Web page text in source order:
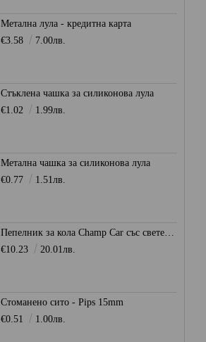
Метална лула - кредитна карта
€3.58
7.00лв.
Стъклена чашка за силиконова лула
€1.02
1.99лв.
Метална чашка за силиконова лула
€0.77
1.51лв.
Пепелник за кола Champ Car със светеща LED светлина
€10.23
20.01лв.
Стоманено сито - Pips 15mm
€0.51
1.00лв.